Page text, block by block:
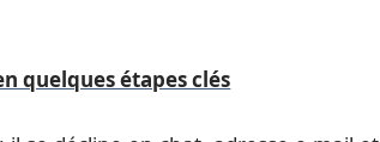
quelques étapes clés